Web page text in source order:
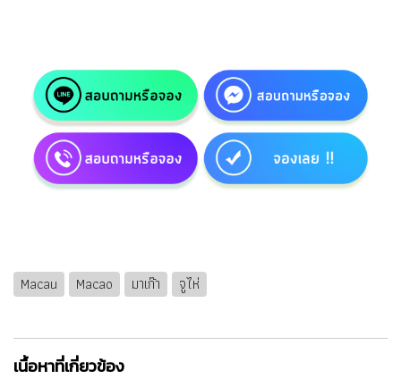
Macau Macao มาเก๊า จูไห่
เนื้อหาที่เกี่ยวข้อง